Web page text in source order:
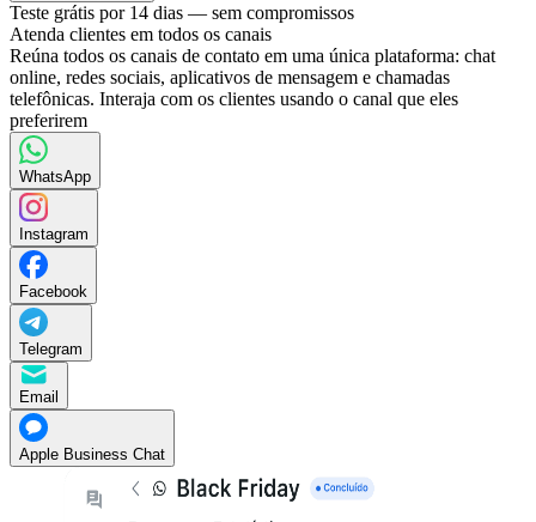
Teste grátis por 14 dias — sem compromissos
Atenda clientes em todos os canais
Reúna todos os canais de contato em uma única plataforma: chat
online, redes sociais, aplicativos de mensagem e chamadas
telefônicas. Interaja com os clientes usando o canal que eles
preferirem
WhatsApp
Instagram
Facebook
Telegram
Email
Apple Business Chat